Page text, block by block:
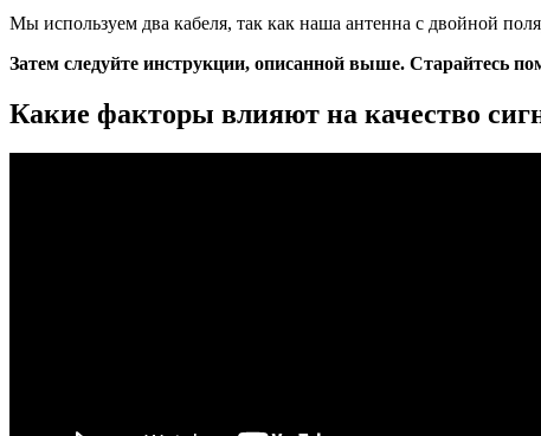
Мы используем два кабеля, так как наша антенна с двойной
Затем следуйте инструкции, описанной выше. Старайтесь
Какие факторы влияют на качество